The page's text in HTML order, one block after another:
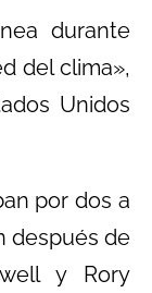
durante
del clima»,
Unidos
por dos a
después de
y Rory